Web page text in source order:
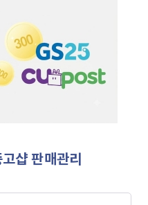
고샵 판매관리